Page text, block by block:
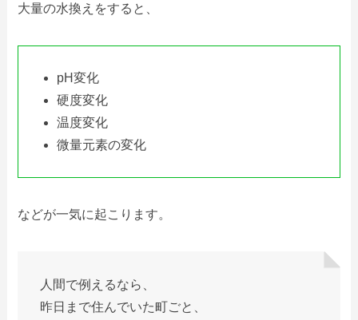
大量の水換えをすると、
pH変化
硬度変化
温度変化
微量元素の変化
などが一気に起こります。
人間で例えるなら、
昨日まで住んでいた町ごと、